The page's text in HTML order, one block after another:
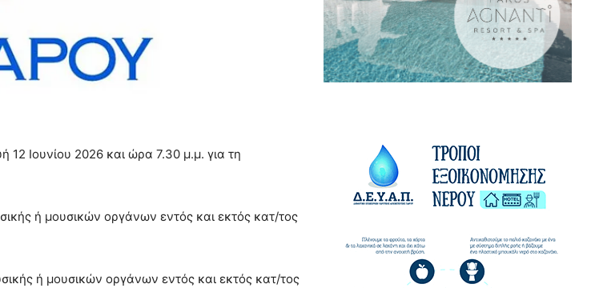
Ιουνίου 2026 και ώρα 7.30 μ.μ. για τη
ή μουσικών οργάνων εντός και εκτός κατ/τος
ή μουσικών οργάνων εντός και εκτός κατ/τος